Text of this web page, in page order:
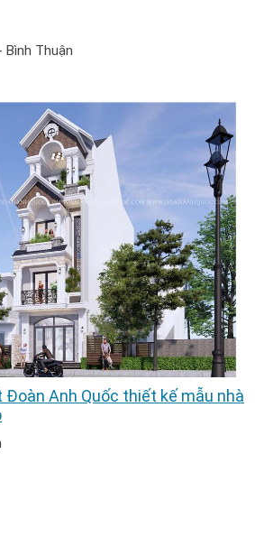
Thuận
Đoàn Anh Quốc thiết kế mẫu nhà